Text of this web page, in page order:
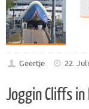
Geertje 22.
Joggin Cliffs in